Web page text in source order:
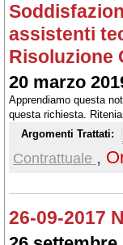
assistenti
Risoluzione
20 marzo
Apprendiamo questa
questa richiesta.
revisione professionale
Argomenti Trattati:
Contrattuale ,
26-09-2017